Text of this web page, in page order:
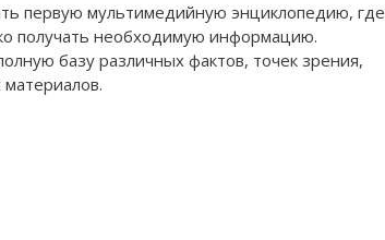
первую мультимедийную энциклопедию, где
получать необходимую информацию.
базу различных фактов, точек зрения,